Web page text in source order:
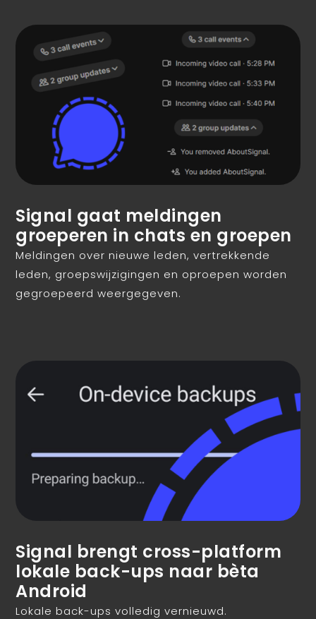
Signal gaat meldingen
groeperen in chats en groepen
Meldingen over nieuwe leden, vertrekkende
leden, groepswijzigingen en oproepen worden
gegroepeerd weergegeven.
Signal brengt cross-platform
lokale back-ups naar bèta
Android
Lokale back-ups volledig vernieuwd.